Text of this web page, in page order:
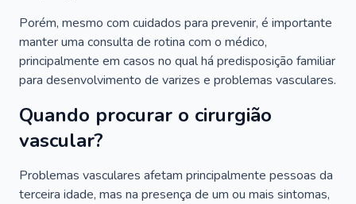
Porém, mesmo com cuidados para prevenir, é importante
manter uma consulta de rotina com o médico,
principalmente em casos no qual há predisposição familiar
para desenvolvimento de varizes e problemas vasculares.
Quando procurar o cirurgião
vascular?
Problemas vasculares afetam principalmente pessoas da
terceira idade, mas na presença de um ou mais sintomas,